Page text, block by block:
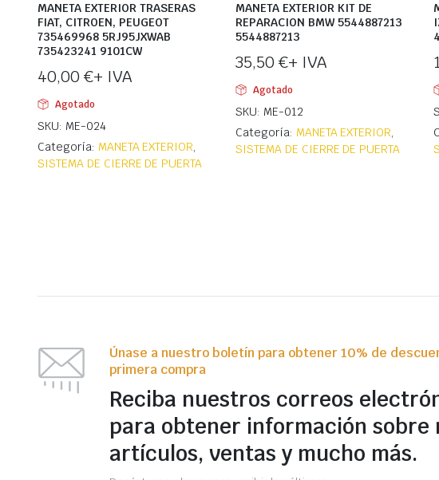
MANETA EXTERIOR TRASERAS
FIAT, CITROEN, PEUGEOT
735469968 5RJ95JXWAB
735423241 9101CW
40,00 €+ IVA
Agotado
SKU: ME-024
Categoría: MANETA EXTERIOR,
SISTEMA DE CIERRE DE PUERTA
MANETA EXTERIOR KIT DE
REPARACION BMW 5544887213
5544887213
35,50 €+ IVA
Agotado
SKU: ME-012
Categoría: MANETA EXTERIOR,
SISTEMA DE CIERRE DE PUERTA
Únase a nuestro boletín para obtener 10% de
primera compra
Reciba nuestros correos
para obtener información sobre
artículos, ventas y mucho más.